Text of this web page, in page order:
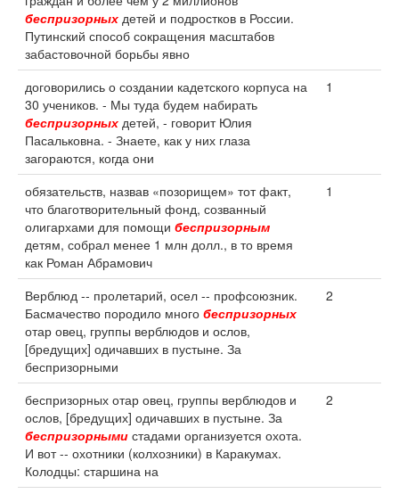
беспризорных детей и подростков в России.
Путинский способ сокращения масштабов
забастовочной борьбы явно
договорились о создании кадетского корпуса на
30 учеников. - Мы туда будем набирать
беспризорных детей, - говорит Юлия
Пасальковна. - Знаете, как у них глаза
загораются, когда они
1
обязательств, назвав «позорищем» тот факт,
что благотворительный фонд, созванный
олигархами для помощи беспризорным
детям, собрал менее 1 млн долл., в то время
как Роман Абрамович
1
Верблюд -- пролетарий, осел -- профсоюзник.
Басмачество породило много беспризорных
отар овец, группы верблюдов и ослов,
[бредущих] одичавших в пустыне. За
беспризорными
2
беспризорных отар овец, группы верблюдов и
ослов, [бредущих] одичавших в пустыне. За
беспризорными стадами организуется охота.
И вот -- охотники (колхозники) в Каракумах.
Колодцы: старшина на
2